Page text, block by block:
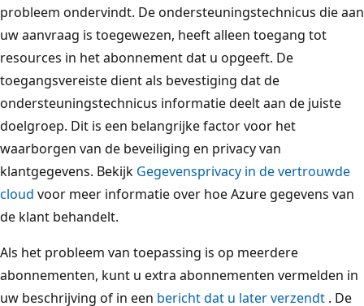
probleem ondervindt. De ondersteuningstechnicus die aan
uw aanvraag is toegewezen, heeft alleen toegang tot
resources in het abonnement dat u opgeeft. De
toegangsvereiste dient als bevestiging dat de
ondersteuningstechnicus informatie deelt aan de juiste
doelgroep. Dit is een belangrijke factor voor het
waarborgen van de beveiliging en privacy van
klantgegevens. Bekijk Gegevensprivacy in de vertrouwde
cloud voor meer informatie over hoe Azure gegevens van
de klant behandelt.
Als het probleem van toepassing is op meerdere
abonnementen, kunt u extra abonnementen vermelden in
uw beschrijving of in een bericht dat u later verzendt . De